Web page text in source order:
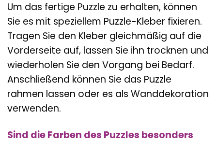
Um das fertige Puzzle zu erhalten, können
Sie es mit speziellem Puzzle-Kleber fixieren.
Tragen Sie den Kleber gleichmäßig auf die
Vorderseite auf, lassen Sie ihn trocknen und
wiederholen Sie den Vorgang bei Bedarf.
Anschließend können Sie das Puzzle
rahmen lassen oder es als Wanddekoration
verwenden.
Sind die Farben des Puzzles besonders